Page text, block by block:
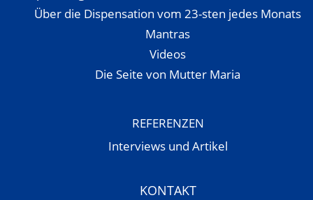
Über die Dispensation vom 23-sten jedes Monats
Mantras
Videos
Die Seite von Mutter Maria
REFERENZEN
Interviews und Artikel
KONTAKT